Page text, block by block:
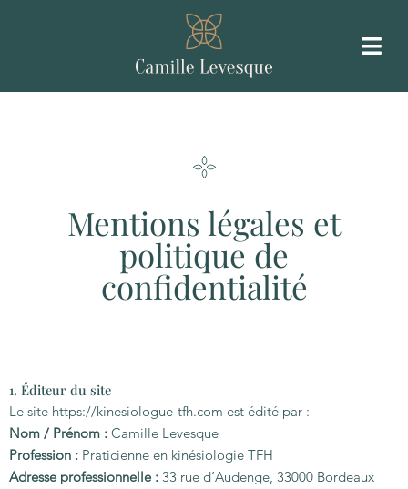
Mentions légales et
politique de
confidentialité
1. Éditeur du site
Le site https://kinesiologue-tfh.com est édité par :
Nom / Prénom : Camille Levesque
Profession : Praticienne en kinésiologie TFH
Adresse professionnelle : 33 rue d’Audenge, 33000 Bordeaux